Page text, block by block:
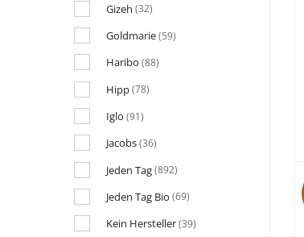
Gizeh (32)
Goldmarie(59)
Haribo (88)
Hipp(78)
Iglo (91)
Jacobs(36)
Jeden Tag(892)
Jeden Tag Bio (69)
Kein Hersteller(39)